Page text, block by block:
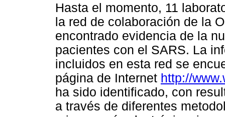
Hasta el momento, 11
la red de colaboración de la
encontrado evidencia de la
pacientes con el SARS. La
incluidos en esta red se
página de Internet http://
ha sido identificado, con
a través de diferentes